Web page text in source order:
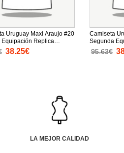
Uruguay Maxi Araujo #20
Equipación Replica
2026 mangas cortas
38.25€
Camiseta
Segunda
Mundial
95.63€
LA MEJOR CALIDAD